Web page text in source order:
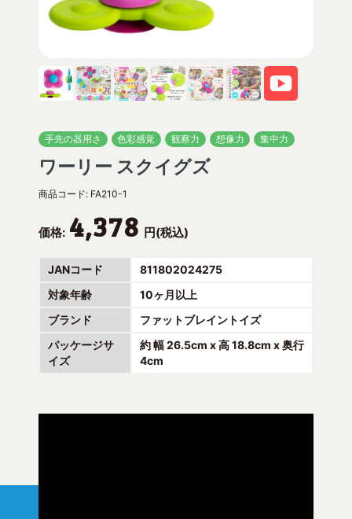
手先の器用さ 色彩感覚 観察力 想像力 集中力
ワーリー スクイグズ
商品コード: FA210-1
価格: 4,378 円(税込)
JANコード
811802024275
対象年齢
10ヶ月以上
ブランド
ファットブレイントイズ
パッケージサ
イズ
約 幅 26.5cm x 高 18.8cm x 奥行
4cm